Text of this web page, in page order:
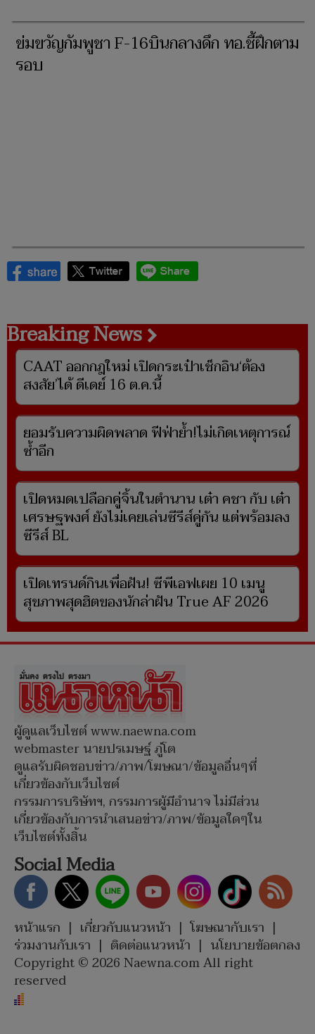
ข่มขวัญกัมพูชา F-16บินกลางดึก ทอ.ชี้ฝึกตาม
รอบ
Breaking News
CAAT ออกกฎใหม่ เปิดกระเป๋าเช็กอิน‘ต้อง
สงสัย’ได้ ดีเดย์ 16 ต.ค.นี้
ยอมรับความผิดพลาด ฟีฟ่าย้ำ!ไม่เกิดเหตุการณ์
ซ้ำอีก
เปิดหมดเปลือกคู่จิ้นในตำนาน เต๋า คชา กับ เต๋า
เศรษฐพงศ์ ยังไม่เคยเล่นซีรีส์คู่กัน แต่พร้อมลง
ซีรีส์ BL
เปิดเทรนด์กินเพื่อฝัน! ซีพีเอฟเผย 10 เมนู
สุขภาพสุดฮิตของนักล่าฝัน True AF 2026
ผู้ดูแลเว็บไซต์ www.naewna.com
webmaster นายปรเมษฐ์ ภู่โต
ดูแลรับผิดชอบข่าว/ภาพ/โฆษณา/ข้อมูลอื่นๆที่
เกี่ยวข้องกับเว็บไซต์
กรรมการบริษัทฯ, กรรมการผู้มีอำนาจ ไม่มีส่วน
เกี่ยวข้องกับการนำเสนอข่าว/ภาพ/ข้อมูลใดๆใน
เว็บไซต์ทั้งสิ้น
Social Media
หน้าแรก | เกี่ยวกับแนวหน้า | โฆษณากับเรา |
ร่วมงานกับเรา | ติดต่อแนวหน้า | นโยบายข้อตกลง
Copyright © 2026 Naewna.com All right
reserved